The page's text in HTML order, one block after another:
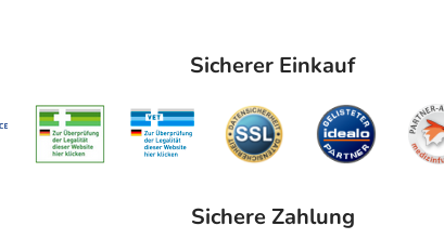
Sicherer Einkauf
Sichere Zahlung